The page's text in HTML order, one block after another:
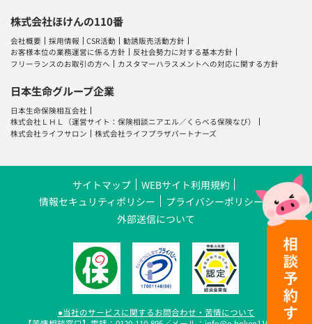
株式会社ほけんの110番
会社概要 採用情報 CSR活動
勧誘販売活動方針
お客様本位の業務運営に係る方針
反社会勢力に対する基本方針
フリーランスのお取引の方へ
カスタマーハラスメントへの対応に関する方針
日本生命グループ企業
日本生命保険相互会社
株式会社ＬＨＬ （運営サイト：保険相談ニアエル／ くらべる保険なび）
株式会社ライフサロン
株式会社ライフプラザパートナーズ
サイトマップ
WEBサイト利用規約
情報セキュリティポリシー
プライバシーポリシー
外部送信について
●当社のサービスに関するお問合わせ・苦情について